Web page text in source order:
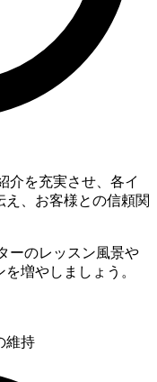
介を充実させ、各イ
え、お客様との信頼関
ーのレッスン風景や
増やしましょう。
維持